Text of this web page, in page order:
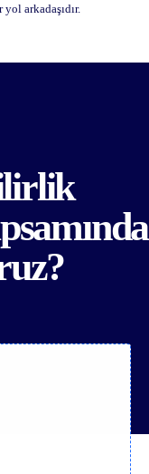
arkadaşıdır.